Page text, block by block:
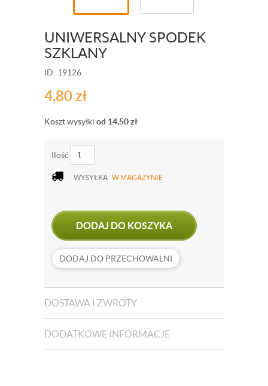
UNIWERSALNY SPODEK
SZKLANY
ID: 19126
4,80zł
Koszt wysyłki od 14,50zł
Ilość
WYSYŁKA W MAGAZYNIE
DODAJ DO KOSZYKA
DODAJ DO PRZECHOWALNI
DOSTAWA I ZWROTY
DODATKOWE INFORMACJE